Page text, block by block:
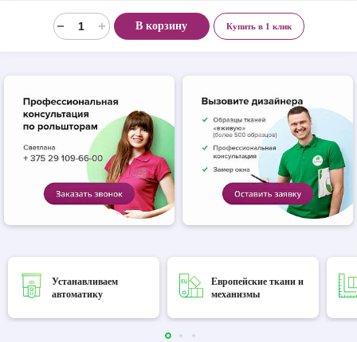
В корзину Купить в 1 клик
Устанавливаем
автоматику
Европейские ткани и
механизмы